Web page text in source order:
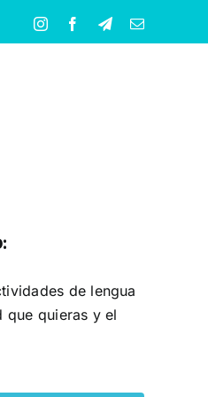
InstagramFacebookTelegramCorreo
de lengua
que quieras y el